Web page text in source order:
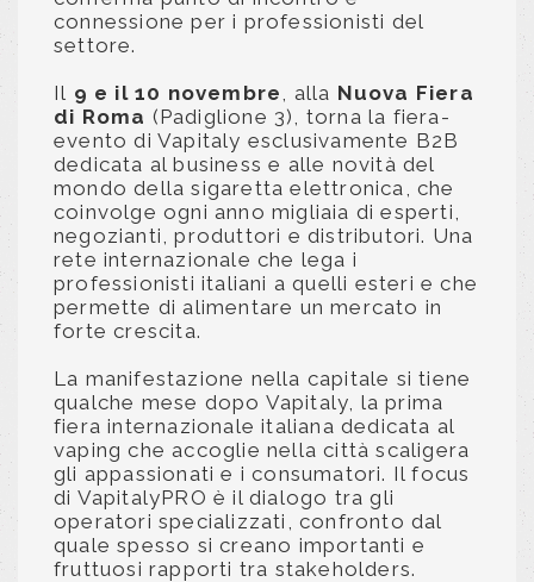
connessione per i professionisti del
settore.
Il 9 e il 10 novembre , alla Nuova Fiera
di Roma (Padiglione 3), torna la fiera-
evento di Vapitaly esclusivamente B2B
dedicata al business e alle novità del
mondo della sigaretta elettronica, che
coinvolge ogni anno migliaia di esperti,
negozianti, produttori e distributori. Una
rete internazionale che lega i
professionisti italiani a quelli esteri e che
permette di alimentare un mercato in
forte crescita.
La manifestazione nella capitale si tiene
qualche mese dopo Vapitaly, la prima
fiera internazionale italiana dedicata al
vaping che accoglie nella città scaligera
gli appassionati e i consumatori. Il focus
di VapitalyPRO è il dialogo tra gli
operatori specializzati, confronto dal
quale spesso si creano importanti e
fruttuosi rapporti tra stakeholders.